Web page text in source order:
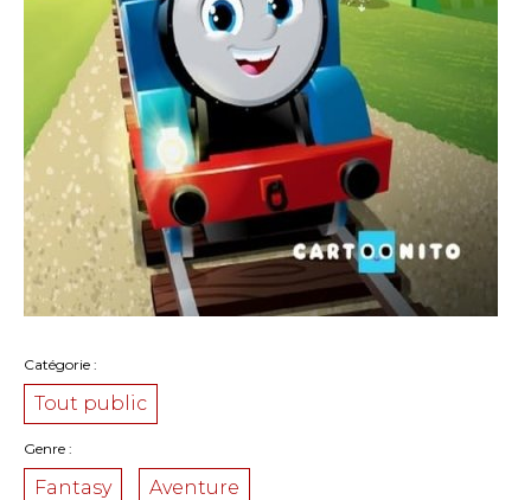
Catégorie
Tout public
Genre
Fantasy Aventure